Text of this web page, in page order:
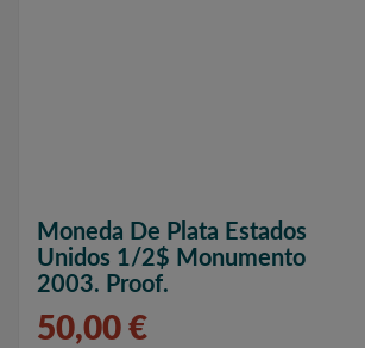
Moneda De Plata Estados
Unidos 1/2$ Monumento
2003. Proof.
50,00 €